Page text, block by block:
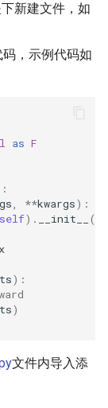
新建文件，如
，示例代码如
as F
**kwargs):
self) . __init__
()
):
)
文件内导入添